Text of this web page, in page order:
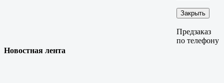
Закрыть
Предзаказ
по телефону
Новостная лента